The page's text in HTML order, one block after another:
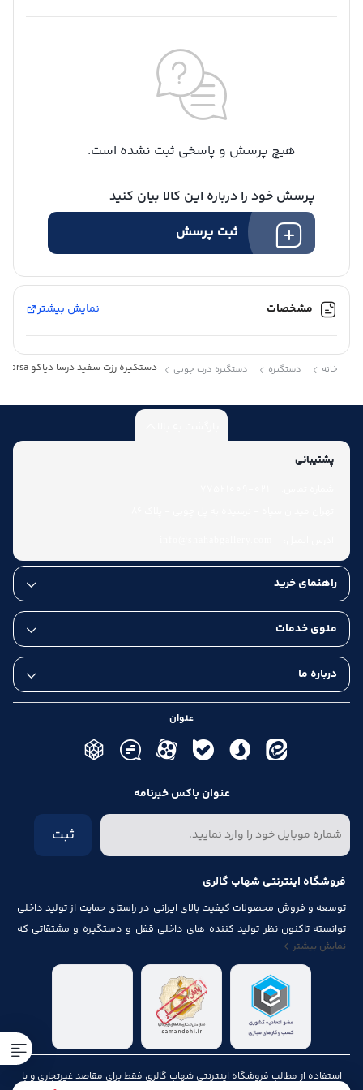
هیچ پرسش و پاسخی ثبت نشده است.
پرسش خود را درباره این کالا بیان کنید
ثبت پرسش
مشخصات نمایش بیشتر
خانه دستگیره دستگیره درب چوبی دستگیره رزت سفید درسا دیاکو Dorsa
پشتیبانی
راهنمای خرید
منوی خدمات
درباره ما
عنوان
عنوان باکس خبرنامه
ثبت
فروشگاه اینترنتی شهاب گالری
توسعه و فروش محصولات کیفیت بالای ایرانی در راستای حمایت از تولید داخلی
توانسته تاکنون نظر تولید کننده های داخلی قفل و دستگیره و مشتقاتی که
مرتبط با درب و پنجره باشد از قبیل شماره پلاک، جک آرام بند ، فنر های در ، لولا ،
چرخ ، پیچ ، ریل ، پایه کابینت و لوازم آلات مصرف شده در کابینت را به خود جلب
نمایش بیشتر
استفاده از مطالب فروشگاه اینترنتی شهاب گالری فقط برای مقاصد غیرتجاری و با